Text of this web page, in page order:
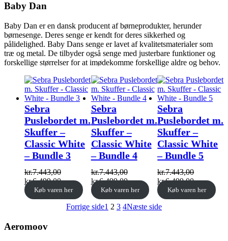
Baby Dan
Baby Dan er en dansk producent af børneprodukter, herunder
børnesenge. Deres senge er kendt for deres sikkerhed og
pålidelighed. Baby Dans senge er lavet af kvalitetsmaterialer som
træ og metal. De tilbyder også senge med justerbare funktioner og
forskellige størrelser for at imødekomme forskellige aldre og behov.
Sebra
Puslebordet m.
Skuffer –
Classic White
– Bundle 3
kr.7.443,00
Original
price
was:
kr.6.499,00Current
price
is:
kr.6.499,00.
Køb varen her
Sebra
Puslebordet m.
Skuffer –
Classic White
– Bundle 4
kr.7.443,00
Original
price
was:
kr.7.443,00.
kr.6.499,00Current
price
is:
kr.6.499,00.
Køb varen her
Sebra
Puslebordet m.
Skuffer –
Classic White
– Bundle 5
kr.7.443,00
Original
price
was:
kr.7.443,00.
kr.6.499,00Current
price
is:
Køb varen her
Forrige side1 2 3 4Næste side
Aeromoov